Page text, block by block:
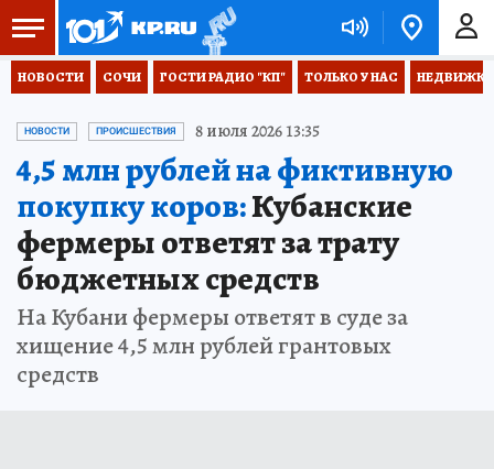
НОВОСТИ СОЧИ ГОСТИ РАДИО "КП" ТОЛЬКО У НАС НЕДВИЖКА
НОВОСТИ ПРОИСШЕСТВИЯ 8 июля 2026 13:35
4,5 млн рублей на фиктивную
покупку коров:Кубанские
фермеры ответят за трату
бюджетных средств
На Кубани фермеры ответят в суде за
хищение 4,5 млн рублей грантовых
средств